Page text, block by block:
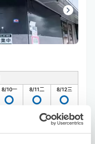
8/10一 8/11二 8/12三